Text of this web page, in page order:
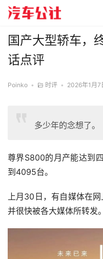
国产大型轿车，
话点评
Poinko • 时评 • 2026年1月7
多少年的念想了。
尊界S800的月产能达到
到4095台。
上月30日，有自媒体在网
并很快被各大媒体所转发。